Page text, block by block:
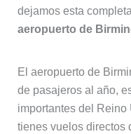
dejamos esta completa
aeropuerto de
El aeropuerto de
de pasajeros al año,
importantes del
tienes vuelos directos